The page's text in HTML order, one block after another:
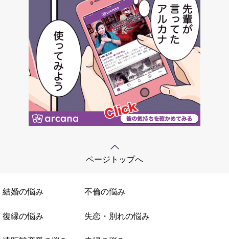
ページトップへ
結婚の悩み 不倫の悩み
復縁の悩み 失恋・別れの悩み